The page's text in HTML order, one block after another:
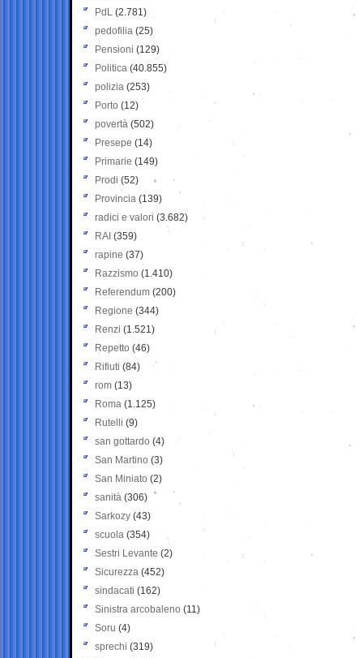
PdL (2.781)
pedofilia (25)
Pensioni (129)
Politica (40.855)
polizia (253)
Porto (12)
povertà (502)
Presepe (14)
Primarie (149)
Prodi (52)
Provincia (139)
radici e valori (3.682)
RAI (359)
rapine (37)
Razzismo (1.410)
Referendum (200)
Regione (344)
Renzi (1.521)
Repetto (46)
Rifiuti (84)
rom (13)
Roma (1.125)
Rutelli (9)
san gottardo (4)
San Martino (3)
San Miniato (2)
sanità (306)
Sarkozy (43)
scuola (354)
Sestri Levante (2)
Sicurezza (452)
sindacati (162)
Sinistra arcobaleno (11)
Soru (4)
sprechi (319)